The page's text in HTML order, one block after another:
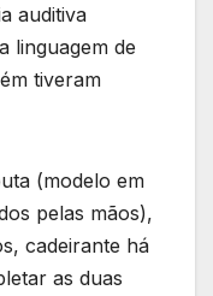
auditiva
linguagem de
tiveram
(modelo em
pelas mãos),
cadeirante há
as duas